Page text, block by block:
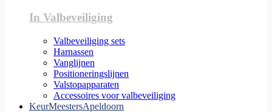
In Valbeveiliging
Valbeveiliging sets
Harnassen
Vanglijnen
Positioneringslijnen
Valstopapparaten
Accessoires voor valbeveiliging
KeurMeestersApeldoorn